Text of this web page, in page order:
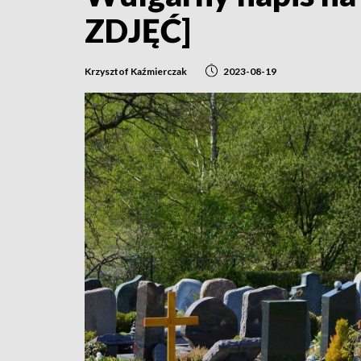
ZDJĘĆ]
Krzysztof Kaźmierczak 2023-08-19